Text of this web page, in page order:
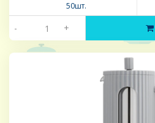
50шт.
- +